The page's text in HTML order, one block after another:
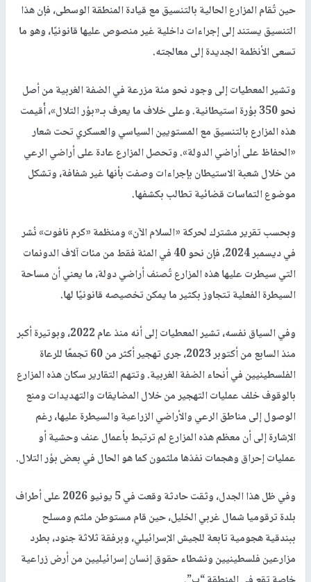
حين تُقام المزارع الحالية بالتنسيق مع قيادة المنطقة الوسطى، فإن هذا
التنسيق يستند إلى إجراءات داخلية غير منصوص عليها قانونيًا، وهو ما
تسعى الأنظمة الجديدة إلى معالجته.
وتشير المعطيات إلى وجود نحو مئة مزرعة في الضفة الغربية من أصل
نحو 350 بؤرة استيطانية. وعلى خلاف ما يعرف بـ«بؤر التلال»، أُقيمت
هذه المزارع بالتنسيق مع المستويين السياسي والعسكري تحت شعار
«الحفاظ على أراضي الدولة». وتحصل المزارع عادة على أراضي الرعي
من خلال شعبة الاستيطان بإجراءات وصفت بأنها غير شفافة، وتشكل
موضوع التماسات قضائية تطالب بكشفها.
وبحسب تقرير مشترك لحركة «السلام الآن» ومنظمة «كرم نافوت» نُشر
في ديسمبر 2024، فإن نحو 40 في المئة فقط من مئات آلاف الدونمات
التي سيطرت عليها هذه المزارع تُصنف أراضي دولة، ما يعني أن مساحة
السيطرة الفعلية تتجاوز بكثير ما يمكن تخصيصه قانونيًا لها.
وفي السياق نفسه، تشير المعطيات إلى أنه منذ عام 2022، وبوتيرة أكبر
منذ السابع من أكتوبر 2023، جرى تهجير أكثر من 60 تجمعًا للرعاة
الفلسطينيين في أنحاء الضفة الغربية. وتتهم التقارير سكان هذه المزارع
بالوقوف خلف عمليات التهجير من خلال المضايقات والتهديدات ومنع
الوصول إلى مناطق الرعي والأراضي الزراعية والسيطرة عليها، رغم
الإشارة إلى أن معظم هذه المزارع لم ترتبط بأعمال عنف وحشية أو
عمليات إحراق وهجمات نفذها ملثمون كما هو الحال في بعض بؤر التلال.
وفي ظل هذا الجدل، وثقت حادثة وقعت في 5 يونيو 2026 على أطراف
بلدة ترقوميا شمال غربي الخليل، حين قام مستوطن ملثم ومسلح
ببندقية هجومية تابعة للجيش الإسرائيلي، وبرفقة ثلاثة جنود، بطرد
مزارعين فلسطينيين ونشطاء حقوق إنسان إسرائيليين من أرض زراعية